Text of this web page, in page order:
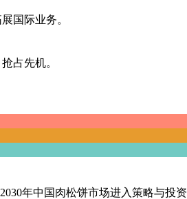
国际业务。
占先机。
年中国肉松饼市场进入策略与投